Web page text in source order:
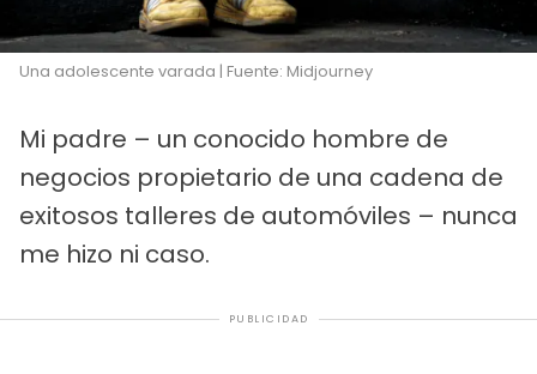
Una adolescente varada | Fuente: Midjourney
Mi padre – un conocido hombre de
negocios propietario de una cadena de
exitosos talleres de automóviles – nunca
me hizo ni caso.
PUBLICIDAD